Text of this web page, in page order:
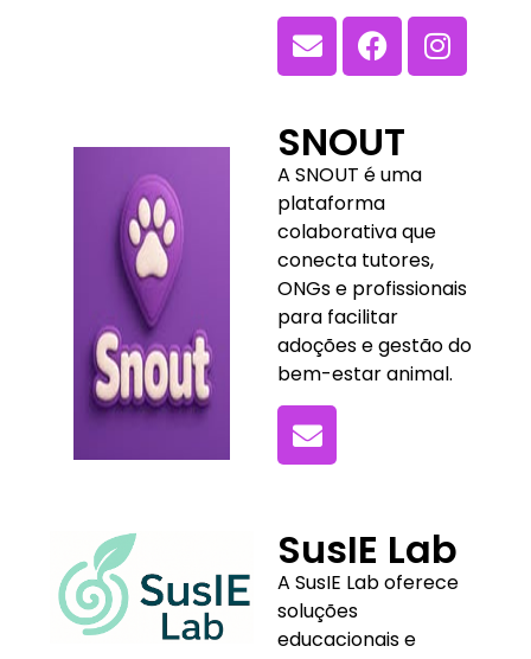
SNOUT
A SNOUT é uma
plataforma
colaborativa que
conecta tutores,
ONGs e profissionais
para facilitar
adoções e gestão do
bem-estar animal.
SusIE Lab
A SusIE Lab oferece
soluções
educacionais e